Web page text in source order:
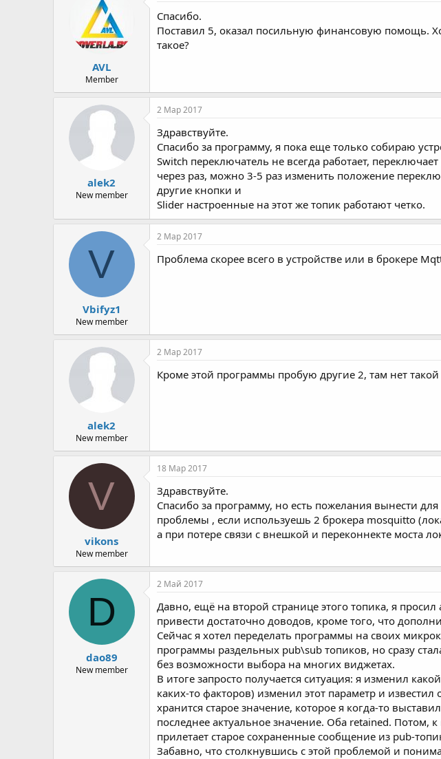
и
и
:
AVL
Member
Спасибо.
Поставил 5, оказал посильную финансовую помощь.
такое?
alek2
New member
2 Мар 2017
Здравствуйте.
Спасибо за программу, я пока еще только собираю
Switch переключатель не всегда работает,
через раз, можно 3-5 раз изменить положение
другие кнопки и
Slider настроенные на этот же топик работают четко.
V
Vbifyz1
New member
2 Мар 2017
Проблема скорее всего в устройстве или в брокере
alek2
New member
2 Мар 2017
Кроме этой программы пробую другие 2, там нет
V
vikons
New member
18 Мар 2017
Здравствуйте.
Спасибо за программу, но есть пожелания вынести
проблемы , если используешь 2 брокера mosquitto
а при потере связи с внешкой и переконнекте моста
D
dao89
New member
2 Май 2017
Давно, ещё на второй странице этого топика, я
привести достаточно доводов, кроме того, что
Сейчас я хотел переделать программы на своих
программы раздельных pub\sub топиков, но сразу
без возможности выбора на многих виджетах.
В итоге запросто получается ситуация: я изменил
каких-то факторов) изменил этот параметр и
хранится старое значение, которое я когда-то
последнее актуальное значение. Оба retained. Потом,
прилетает старое сохраненные сообщение из pub-
Забавно, что столкнувшись с этой проблемой и